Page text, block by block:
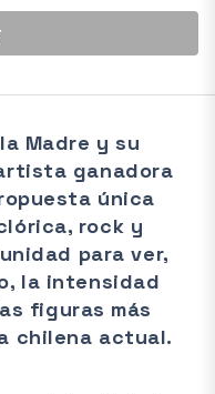
Madre y su
ganadora
única
rock y
para ver,
la intensidad
figuras más
chilena actual.